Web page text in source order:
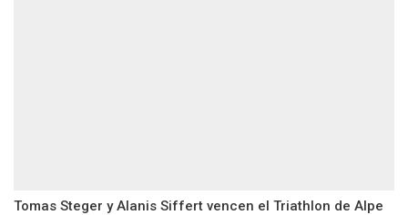
Tomas Steger y Alanis Siffert vencen el Triathlon de Alpe